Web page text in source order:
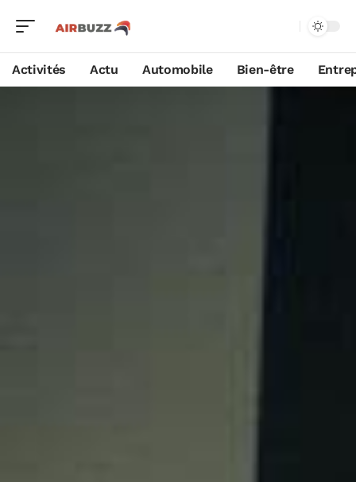
Activités Actu Automobile Bien-être